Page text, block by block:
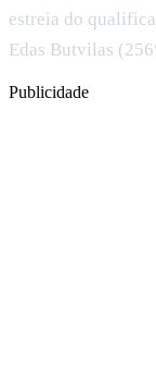
estreia do
Edas Butvilas
Publicidade